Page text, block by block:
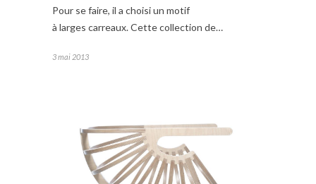
Pour se faire, il a choisi un motif
à larges carreaux. Cette collection de…
3 mai 2013